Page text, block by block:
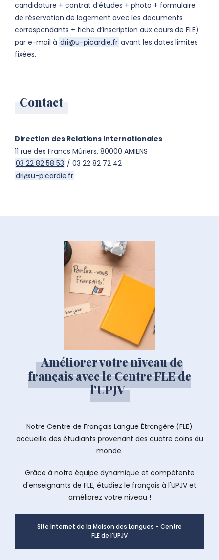
candidature + contrat d’études + photo + formulaire
de réservation de logement avec les documents
correspondants + fiche d’inscription aux cours de FLE)
par e-mail à dri@u-picardie.fr avant les dates limites
fixées.
Contact
Direction des Relations Internationales
11 rue des Francs Mûriers, 80000 AMIENS
03 22 82 58 53 / 03 22 82 72 42
dri@u-picardie.fr
Améliorer votre niveau de
français avec le Centre FLE de
l'UPJV
Notre Centre de Français Langue Étrangère (FLE)
accueille des étudiants provenant des quatre coins du
monde.
Grâce à notre équipe dynamique et compétente
d'enseignants de FLE, étudiez le français à l'UPJV et
améliorez votre niveau !
Site Internet de la Maison des Langues - Centre
FLE de l'UPJV